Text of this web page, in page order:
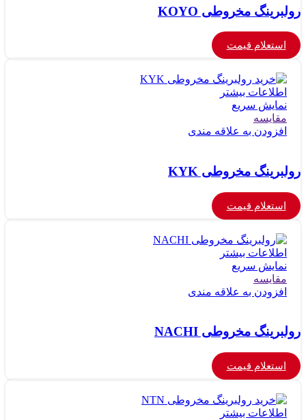
رولبرینگ مخروطی KOYO
استعلام قیمت
اطلاعات بیشتر
نمایش سریع
مقايسه
افزودن به علاقه مندی
رولبرینگ مخروطی KYK
استعلام قیمت
اطلاعات بیشتر
نمایش سریع
مقايسه
افزودن به علاقه مندی
رولبرینگ مخروطی NACHI
استعلام قیمت
اطلاعات بیشتر